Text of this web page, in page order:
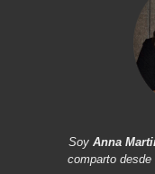
Soy Anna
comparto